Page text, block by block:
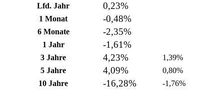
Lfd. Jahr
0,23%
1 Monat -0,48%
6 Monate -2,35%
1 Jahr -1,61%
3 Jahre 4,23%
1,39%
5 Jahre
4,09%
0,80%
10 Jahre
-16,28%
-1,76%